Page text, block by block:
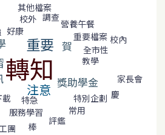
其他檔案
好康
校外 調查
營養午餐
重要 賀
重要檔案 校內
轉知 教學
全市性
載
注意 獎助學金 家長會
特別企劃 慶
服務學習
特急
評鑑
常用
團
棒